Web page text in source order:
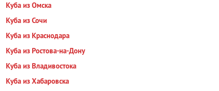
Куба из Омска
Куба из Сочи
Куба из Краснодара
Куба из Ростова-на-Дону
Куба из Владивостока
Куба из Хабаровска